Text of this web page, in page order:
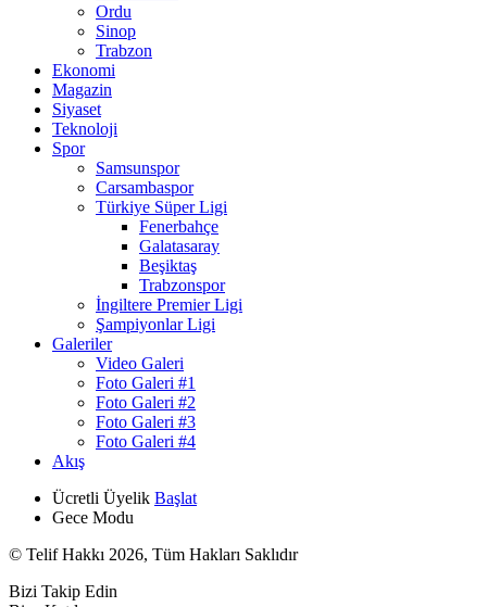
Ordu
Sinop
Trabzon
Ekonomi
Magazin
Siyaset
Teknoloji
Spor
Samsunspor
Carsambaspor
Türkiye Süper Ligi
Fenerbahçe
Galatasaray
Beşiktaş
Trabzonspor
İngiltere Premier Ligi
Şampiyonlar Ligi
Galeriler
Video Galeri
Foto Galeri #1
Foto Galeri #2
Foto Galeri #3
Foto Galeri #4
Akış
Ücretli Üyelik Başlat
Gece Modu
© Telif Hakkı 2026, Tüm Hakları Saklıdır
Bizi Takip Edin